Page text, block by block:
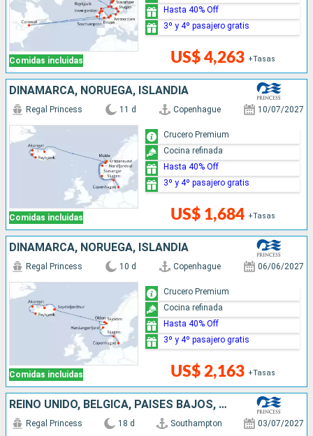
Comidas incluidas US$ 4,263 +Tasas
Hasta 40% Off
3º y 4º pasajero gratis
DINAMARCA, NORUEGA, ISLANDIA
Comidas incluidas
Regal Princess 11 d Copenhague 10/07/2027
US$ 1,684 +Tasas
Crucero Premium
Cocina refinada
Hasta 40% Off
3º y 4º pasajero gratis
DINAMARCA, NORUEGA, ISLANDIA
Comidas incluidas
Regal Princess 10 d Copenhague 06/06/2027
US$ 2,163 +Tasas
Crucero Premium
Cocina refinada
Hasta 40% Off
3º y 4º pasajero gratis
REINO UNIDO, BÉLGICA, PAISES BAJOS, ALEMANIA, DINAMARCA, NORUEGA, ISLANDIA
Regal Princess 18 d Southampton 03/07/2027